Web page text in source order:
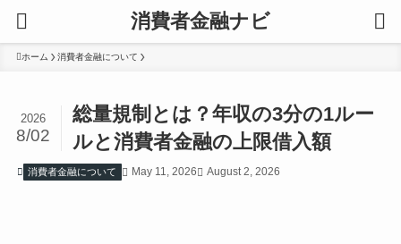
消費者金融ナビ
ホーム 消費者金融について
総量規制とは？年収の3分の1ルー
ルと消費者金融の上限借入額
2026
8/02
消費者金融について May 11, 2026 August 2, 2026